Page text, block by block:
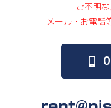
ご不明
メール・お電話